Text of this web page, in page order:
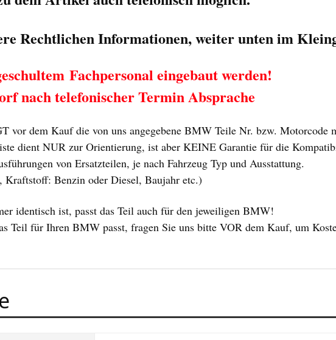
Rechtlichen Informationen, weiter unten im
Fachpersonal eingebaut werden!
nach telefonischer Termin Absprache
vor dem Kauf die von uns angegebene BMW Teile Nr. bzw. Motorcode
dient NUR zur Orientierung, ist aber KEINE Garantie für die
von Ersatzteilen, je nach Fahrzeug Typ und Ausstattung.
Benzin oder Diesel, Baujahr etc.)
identisch ist, passt das Teil auch für den jeweiligen BMW!
Teil für Ihren BMW passt, fragen Sie uns bitte VOR dem Kauf, um